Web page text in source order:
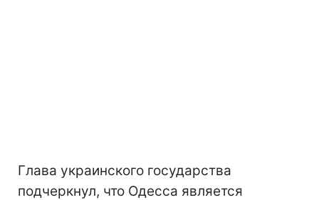
Глава украинского государства
подчеркнул, что Одесса является